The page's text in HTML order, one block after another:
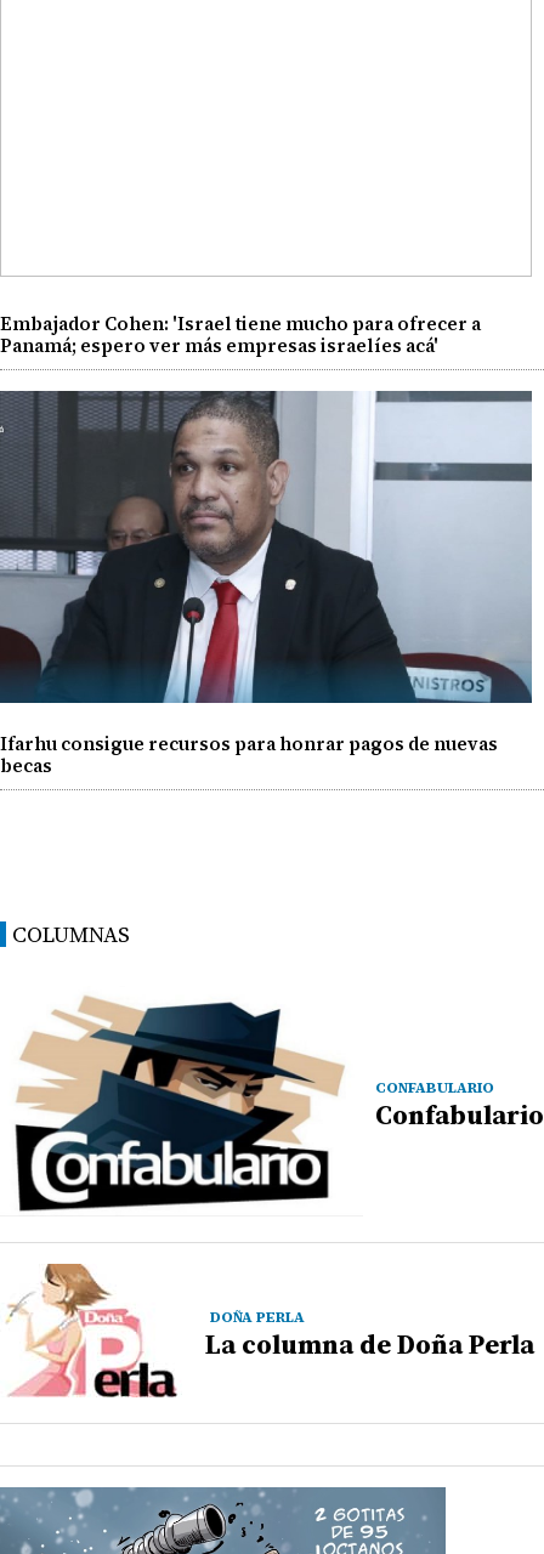
Embajador Cohen: 'Israel tiene mucho para ofrecer a
Panamá; espero ver más empresas israelíes acá'
Ifarhu consigue recursos para honrar pagos de nuevas
becas
COLUMNAS
CONFABULARIO
Confabulario
DOÑA PERLA
La columna de Doña Perla